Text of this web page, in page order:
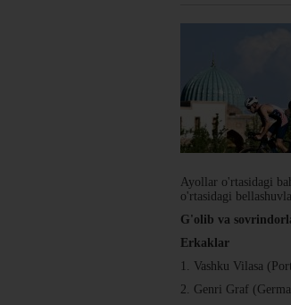
Ayollar o'rtasidagi
o'rtasidagi
G'olib va
Erkaklar
1. Vashku Vilasa
2. Genri Graf